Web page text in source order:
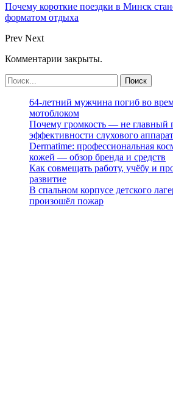
Почему короткие поездки в Минск
форматом отдыха
Prev Next
Комментарии закрыты.
64-летний мужчина погиб во
мотоблоком
Почему громкость — не главный
эффективности слухового
Dermatime: профессиональная
кожей — обзор бренда и средств
Как совмещать работу, учёбу и
развитие
В спальном корпусе детского
произошёл пожар